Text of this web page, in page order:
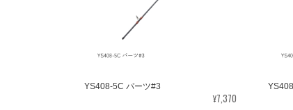
YS408-5C パーツ#3
¥7,370